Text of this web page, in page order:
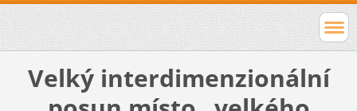
Velký interdimenzionální